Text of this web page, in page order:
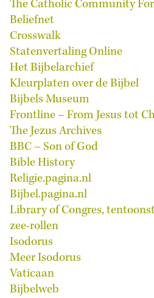
The Catholic Community
Beliefnet
Crosswalk
Statenvertaling Online
Het Bijbelarchief
Kleurplaten over de Bijbel
Bijbels Museum
Frontline – From Jesus tot
The Jezus Archives
BBC – Son of God
Bible History
Religie.pagina.nl
Bijbel.pagina.nl
Library of Congres,
zee-rollen
Isodorus
Meer Isodorus
Vaticaan
Bijbelweb